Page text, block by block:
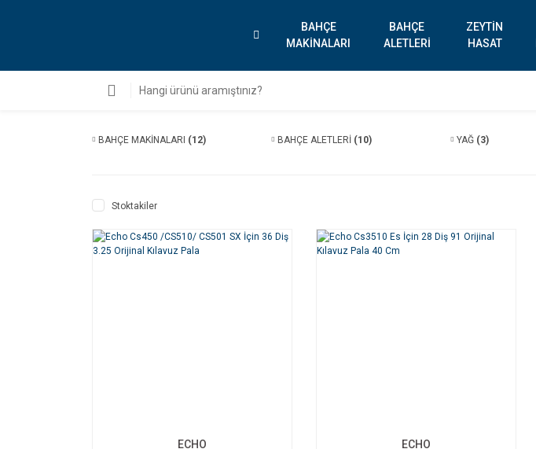
BAHÇE
MAKİNALARI
BAHÇE
ALETLERİ
ZEYTİN
HASAT
BAHÇE MAKİNALARI (12) BAHÇE ALETLERİ (10) YAĞ (3)
Stoktakiler
ECHO
ECHO